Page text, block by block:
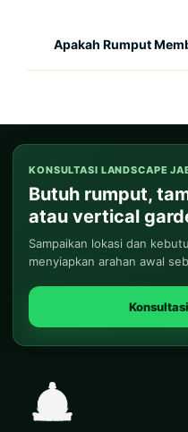
Apakah Rumput
KONSULTASI LANDSCAPE
Butuh rumput,
atau vertical
Sampaikan lokasi dan
menyiapkan arahan awal